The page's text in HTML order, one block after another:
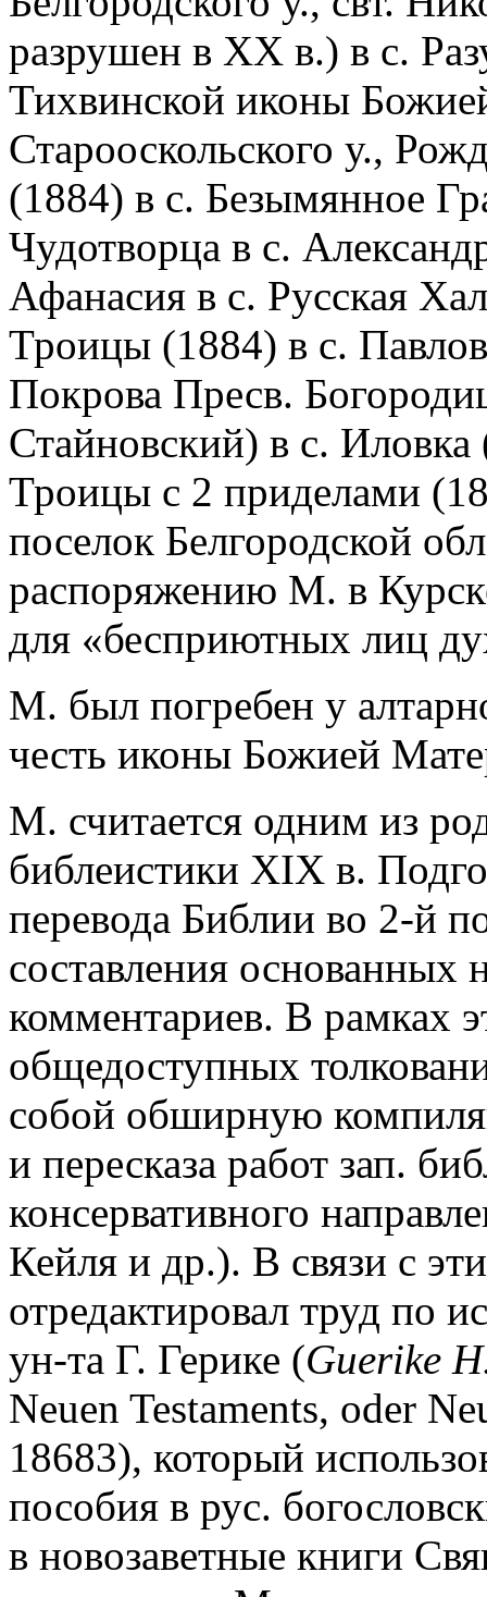
разрушен в XX в.) в с.
Тихвинской иконы
Старооскольского у.,
(1884) в с. Безымянное
Чудотворца в с.
Афанасия в с. Русская
Троицы (1884) в с.
Покрова Пресв.
Стайновский) в с.
Троицы с 2 приделами
поселок Белгородской
распоряжению М. в
для «бесприютных лиц
М. был погребен у
честь иконы Божией
М. считается одним из
библеистики XIX в.
перевода Библии во 2-й
составления основанных
комментариев. В рамках
общедоступных
собой обширную
и пересказа работ зап.
консервативного
Кейля и др.). В связи с
отредактировал труд по
ун-та Г. Герике (Guerike
Neuen Testaments, oder
18683), который
пособия в рус.
в новозаветные книги